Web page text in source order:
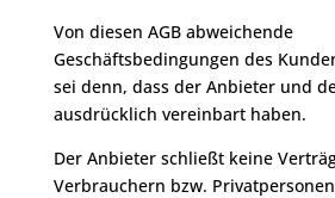
Von diesen AGB abweichende
Geschäftsbedingungen des
sei denn, dass der Anbieter und
ausdrücklich vereinbart haben.
Der Anbieter schließt keine
Verbrauchern bzw.